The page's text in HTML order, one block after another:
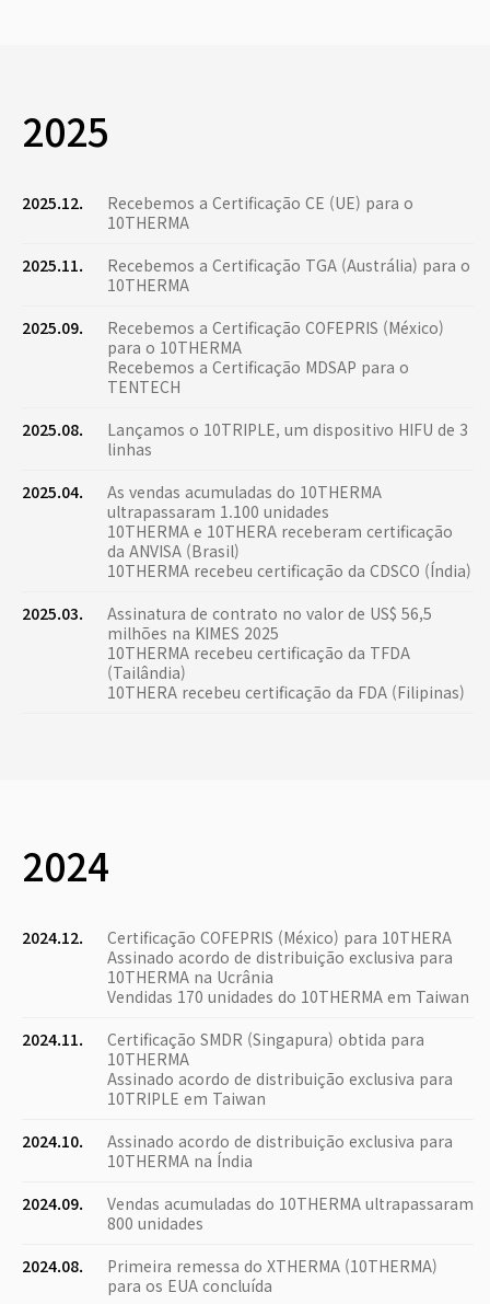
2025
2025.12.
Recebemos a Certificação CE (UE) para o
10THERMA
2025.11.
Recebemos a Certificação TGA (Austrália) para o
10THERMA
2025.09.
Recebemos a Certificação COFEPRIS (México)
para o 10THERMA
Recebemos a Certificação MDSAP para o
TENTECH
2025.08.
Lançamos o 10TRIPLE, um dispositivo HIFU de 3
linhas
2025.04.
As vendas acumuladas do 10THERMA
ultrapassaram 1.100 unidades
10THERMA e 10THERA receberam certificação
da ANVISA (Brasil)
10THERMA recebeu certificação da CDSCO (Índia)
2025.03.
Assinatura de contrato no valor de US$ 56,5
milhões na KIMES 2025
10THERMA recebeu certificação da TFDA
(Tailândia)
10THERA recebeu certificação da FDA (Filipinas)
2024
2024.12.
Certificação COFEPRIS (México) para 10THERA
Assinado acordo de distribuição exclusiva para
10THERMA na Ucrânia
Vendidas 170 unidades do 10THERMA em Taiwan
2024.11.
Certificação SMDR (Singapura) obtida para
10THERMA
Assinado acordo de distribuição exclusiva para
10TRIPLE em Taiwan
2024.10.
Assinado acordo de distribuição exclusiva para
10THERMA na Índia
2024.09.
Vendas acumuladas do 10THERMA ultrapassaram
800 unidades
2024.08.
Primeira remessa do XTHERMA (10THERMA)
para os EUA concluída